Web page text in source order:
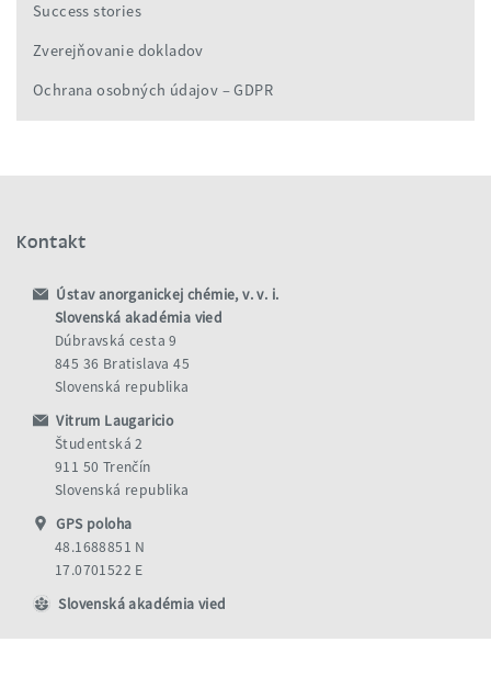
Success stories
Zverejňovanie dokladov
Ochrana osobných údajov – GDPR
Kontakt
Ústav anorganickej chémie, v. v. i.
Slovenská akadémia vied
Dúbravská cesta 9
845 36 Bratislava 45
Slovenská republika
Vitrum Laugaricio
Študentská 2
911 50 Trenčín
Slovenská republika
GPS poloha
48.1688851 N
17.0701522 E
Slovenská akadémia vied